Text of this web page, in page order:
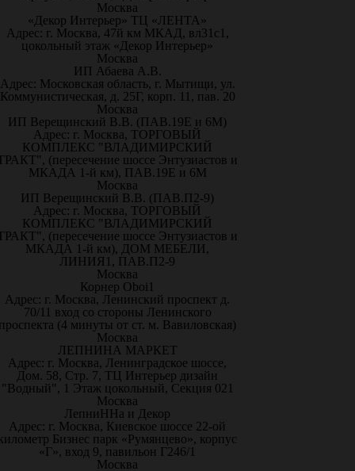
Москва
«Декор Интерьер» ТЦ «ЛЕНТА»
Адрес: г. Москва, 47й км МКАД, вл31с1,
цокольный этаж «Декор Интерьер»
Москва
ИП Абаева А.В.
Адрес: Московская область, г. Мытищи, ул.
Коммунистическая, д. 25Г, корп. 11, пав. 20
Москва
ИП Верещинский В.В. (ПАВ.19Е и 6М)
Адрес: г. Москва, ТОРГОВЫЙ
КОМПЛЕКС "ВЛАДИМИРСКИЙ
(пересечение шоссе Энтузиастов и
МКАДА 1-й км), ПАВ.19Е и 6М
Москва
ИП Верещинский В.В. (ПАВ.П2-9)
Адрес: г. Москва, ТОРГОВЫЙ
КОМПЛЕКС "ВЛАДИМИРСКИЙ
(пересечение шоссе Энтузиастов и
МКАДА 1-й км), ДОМ МЕБЕЛИ,
ЛИНИЯ1, ПАВ.П2-9
Москва
Корнер Oboi1
Адрес: г. Москва, Ленинский проспект д.
70/11 вход со стороны Ленинского
(4 минуты от ст. м. Вавиловская)
Москва
ЛЕПНИНА МАРКЕТ
Адрес: г. Москва, Ленинградское шоссе,
Дом. 58, Стр. 7, ТЦ Интерьер дизайн
"Водный", 1 Этаж цокольный, Секция 021
Москва
ЛепниННа и Декор
Адрес: г. Москва, Киевское шоссе 22-ой
Бизнес парк «Румянцево», корпус
«Г», вход 9, павильон Г246/1
Москва